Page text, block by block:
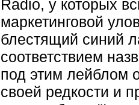
Radio, у которых
маркетинговой
блестящий синий
соответствием
под этим лейблом
своей редкости и